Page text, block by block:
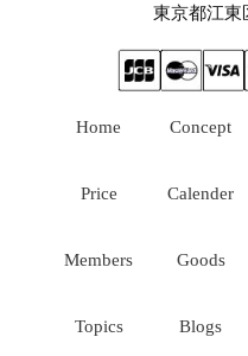
東京都江東
Home Concept
Price Calender
Members Goods
Topics Blogs